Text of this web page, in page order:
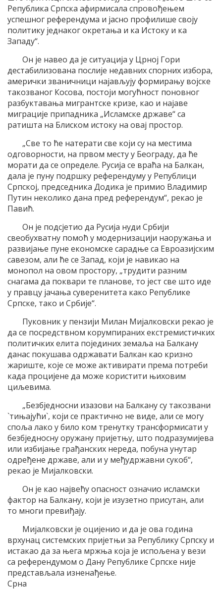
Република Српска афирмисала спровођењем
успешног референдума и јасно профилише своју
политику једнаког окретања и ка Истоку и ка
Западу“.
Он је навео да је ситуација у Црној Гори
дестабилизована послије недавних спорних избора,
амерички званичници најављују формирању војске
такозваног Косова, постоји могућност поновног
разбуктавања мигрантске кризе, као и најаве
миграције припадника „Исламске државе“ са
ратишта на Блиском истоку на овај простор.
„Све то ће натерати све који су на местима
одговорности, на првом месту у Београду, да ће
морати да се определе. Русија се враћа на Балкан,
дала је пуну подршку референдуму у Републици
Српској, председника Додика је примио Владимир
Путин неколико дана пред референдум“, рекао је
Павић.
Он је подсјетио да Русија нуди Србији
свеобухватну помоћ у модернизацији наоружања и
развијање пуне економске сарадње са Евроазијским
савезом, али ће се Запад, који је навикао на
монопол на овом простору, „трудити разним
снагама да поквари те планове, то јест све што иде
у правцу јачања суверенитета како Републике
Српске, тако и Србије“.
Пуковник у пензији Милан Мијалковски рекао је
да се посредствном корумпираних екстремистичких
политичких елита појединих земаља на Балкану
данас покушава одржавати Балкан као кризно
жариште, које се може активирати према потреби
када процијене да може користити њиховим
циљевима.
„Безбједносни изазови на Балкану су такозвани
`тињајући`, који се практично не виде, али се могу
споља лако у било ком тренутку трансформисати у
безбједносну оружану пријетњу, што подразумијева
или избијање грађанских нереда, побуна унутар
одређене државе, али и у међудржавни сукоб“,
рекао је Мијалковски.
Он је као највећу опасност означио исламски
фактор на Балкану, који је изузетно присутан, али
то многи превиђају.
Мијалковски је оцијенио и да је ова година
врхунац системских пријетњи за Републику Српску и
истакао да за њега мржња која је испољена у вези
са референдумом о Дану Републике Српске није
представљала изненађење.
Срна